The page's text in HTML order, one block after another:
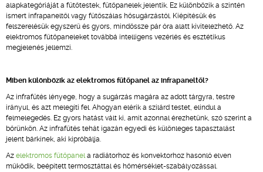
alapkategóriáját a fűtőtestek, fűtőpanelek jelentik. Ez különbözik a szintén
ismert infrapaneltől vagy fűtőszálas hősugárzástól. Kiépítésük és
felszerelésük egyszerű és gyors, mindössze pár óra alatt kivitelezhető. Az
elektromos fűtőpaneleket továbbá intelligens vezérlés és esztétikus
megjelenés jellemzi.
Miben különbözik az elektromos fűtőpanel az infrapaneltől?
Az infrafűtés lényege, hogy a sugárzás magára az adott tárgyra, testre
irányul, és azt melegíti fel. Ahogyan elérik a szilárd testet, elindul a
felmelegedés. Ez gyors hatást vált ki, amit azonnal érezhetünk, szó szerint a
bőrünkön. Az infrafűtés tehát igazán egyedi és különleges tapasztalást
jelent bárkinek, aki kipróbálja.
Az elektromos fűtőpanela radiátorhoz és konvektorhoz hasonló elven
működik, beépített termosztáttal és hőmérséklet-szabályozással.